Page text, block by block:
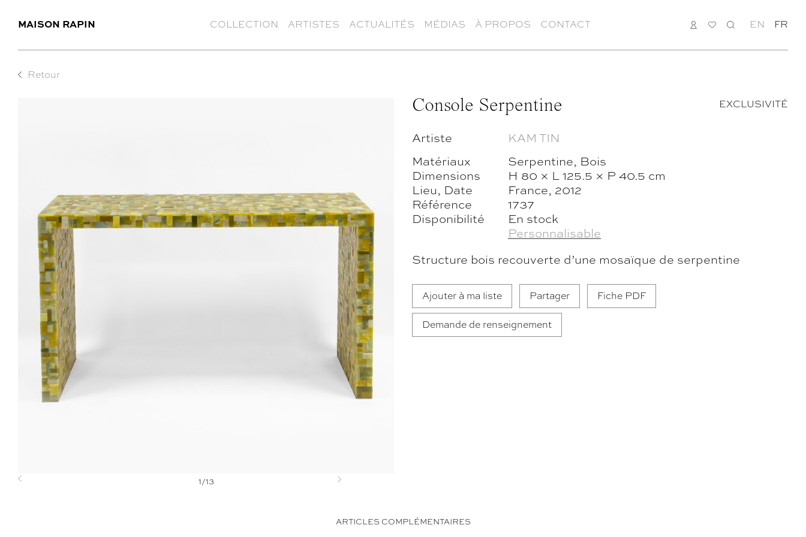
MAISON RAPIN COLLECTION ARTISTES ACTUALITÉS MÉDIAS À PROPOS CONTACT CONNEXION
MA
RECHERCHE
EN FR
Retour
Previous Next
1/13
Console Serpentine EXCLUSIVITÉ
Artiste
KAM TIN
Matériaux
Serpentine, Bois
Dimensions
H 80 × L 125.5 × P 40.5 cm
Lieu, Date
France, 2012
Référence
1737
Disponibilité
En stock
Personnalisable
Structure bois recouverte d’une mosaïque de serpentine
Ajouter à ma liste Partager Fiche PDF
Demande de renseignement
ARTICLES COMPLÉMENTAIRES